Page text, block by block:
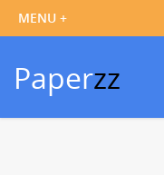
Paperzz